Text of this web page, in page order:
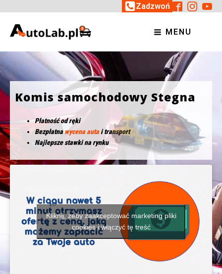
Zadzwoń
MENU
Komis samochodowy Stegna
Płatność od ręki
Bezpłatnawycena autai transport
Najlepsze stawki na rynku
Kliknij, żeby zaakceptować marketing pliki
cookies i włączyć tę treść